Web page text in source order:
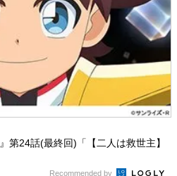
第24話(最終回)「【二人は救世主】
Recommended by